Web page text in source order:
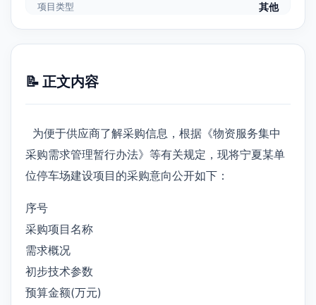
项目类型 其他
📝 正文内容
为便于供应商了解采购信息，根据《物资服务集中
采购需求管理暂行办法》等有关规定，现将宁夏某单
位停车场建设项目的采购意向公开如下：
序号
采购项目名称
需求概况
初步技术参数
预算金额(万元)